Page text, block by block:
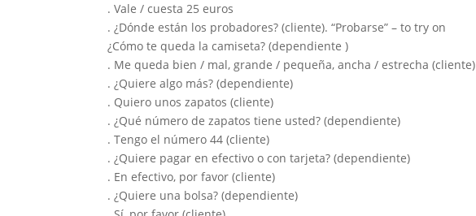
. Vale / cuesta 25 euros
. ¿Dónde están los probadores? (cliente). “Probarse” – to try on
¿Cómo te queda la camiseta? (dependiente )
. Me queda bien / mal, grande / pequeña, ancha / estrecha (cliente)
. ¿Quiere algo más? (dependiente)
. Quiero unos zapatos (cliente)
. ¿Qué número de zapatos tiene usted? (dependiente)
. Tengo el número 44 (cliente)
. ¿Quiere pagar en efectivo o con tarjeta? (dependiente)
. En efectivo, por favor (cliente)
. ¿Quiere una bolsa? (dependiente)